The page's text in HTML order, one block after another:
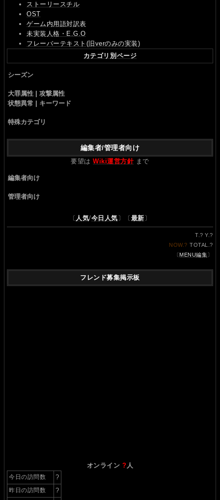
ストーリースチル
OST
ゲーム内用語対訳表
未実装人格・E.G.O
フレーバーテキスト(旧verのみの実装)
カテゴリ別ページ
シーズン
大罪属性 | 攻撃属性
状態異常 | キーワード
特殊カテゴリ
編集者/管理者向け
要望はWiki運営方針 まで
編集者向け
管理者向け
〔 人気/今日人気 〕〔 最新 〕
T.? Y.?
NOW.? TOTAL.?
〔 MENU編集 〕
フレンド募集掲示板
オンライン? 人
今日の訪問数 ?
昨日の訪問数 ?